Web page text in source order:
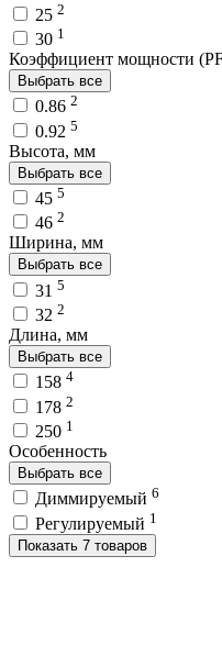
25 2
30 1
Коэффициент мощности
Выбрать все
0.86 2
0.92 5
Высота, мм
Выбрать все
45 5
46 2
Ширина, мм
Выбрать все
31 5
32 2
Длина, мм
Выбрать все
158 4
178 2
250 1
Особенность
Выбрать все
Диммируемый 6
Регулируемый 1
Показать 7 товаров